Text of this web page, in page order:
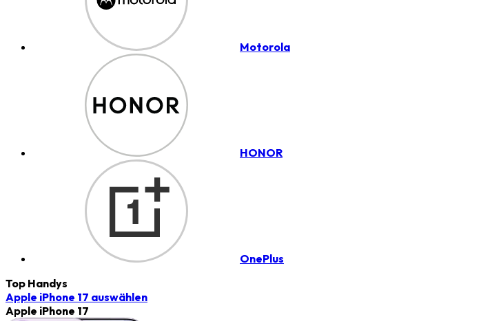
Motorola
HONOR
OnePlus
Top Handys
Apple iPhone 17 auswählen
Apple iPhone 17